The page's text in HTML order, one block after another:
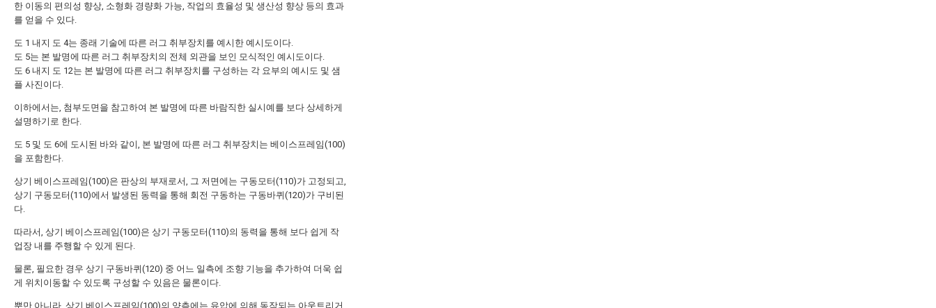
한 이동의 편의성 향상, 소형화 경량화 가능, 작업의 효율성 및 생산성 향상 등의 효과
를 얻을 수 있다.
도 1 내지 도 4는 종래 기술에 따른 러그 취부장치를 예시한 예시도이다.
도 5는 본 발명에 따른 러그 취부장치의 전체 외관을 보인 모식적인 예시도이다.
도 6 내지 도 12는 본 발명에 따른 러그 취부장치를 구성하는 각 요부의 예시도 및 샘
플 사진이다.
이하에서는, 첨부도면을 참고하여 본 발명에 따른 바람직한 실시예를 보다 상세하게
설명하기로 한다.
도 5 및 도 6에 도시된 바와 같이, 본 발명에 따른 러그 취부장치는 베이스프레임(100)
을 포함한다.
상기 베이스프레임(100)은 판상의 부재로서, 그 저면에는 구동모터(110)가 고정되고,
상기 구동모터(110)에서 발생된 동력을 통해 회전 구동하는 구동바퀴(120)가 구비된
다.
따라서, 상기 베이스프레임(100)은 상기 구동모터(110)의 동력을 통해 보다 쉽게 작
업장 내를 주행할 수 있게 된다.
물론, 필요한 경우 상기 구동바퀴(120) 중 어느 일측에 조향 기능을 추가하여 더욱 쉽
게 위치이동할 수 있도록 구성할 수 있음은 물론이다.
뿐만 아니라, 상기 베이스프레임(100)의 양측에는 유압에 의해 동작되는 아웃트리거